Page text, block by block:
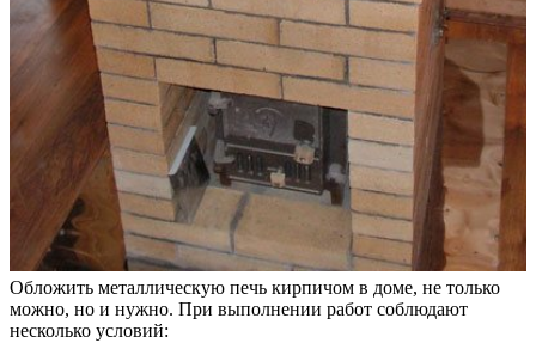
Обложить металлическую печь кирпичом в доме, не только
можно, но и нужно. При выполнении работ соблюдают
несколько условий: